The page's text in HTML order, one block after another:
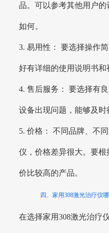
品。可以参考其他用户
如何。
3. 易用性： 要选择操作
好有详细的使用说明书和
4. 售后服务： 要选择有
设备出现问题，能够及时
5. 价格： 不同品牌、不
仪，价格差异很大。要
价比较高的产品。
四、家用308激光治疗仪
在选择家用308激光治疗